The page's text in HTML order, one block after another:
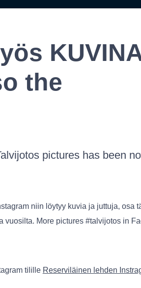
the
pictures has been
niin löytyy kuvia ja juttuja, osa
vuosilta. More pictures #talvijotos in
tilille Reserviläinen lehden